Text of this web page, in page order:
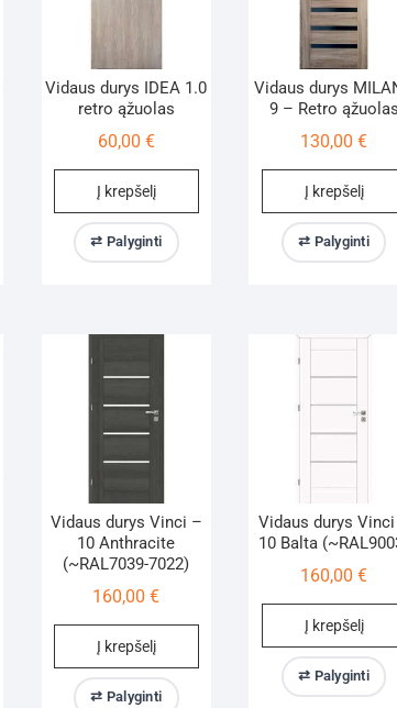
Vidaus durys IDEA 1.0
retro ąžuolas
60,00 €
Į krepšelį
⇄ Palyginti
Vidaus durys
9 – Retro ąžuolas
130,00€
Į krepšelį
⇄ Palyginti
Vidaus durys Vinci –
10 Anthracite
(~RAL7039-7022)
160,00€
Į krepšelį
⇄ Palyginti
Vidaus durys
10 Balta
160,00€
Į krepšelį
⇄ Palyginti